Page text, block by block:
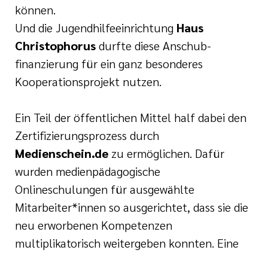
können.
Und die Jugendhilfeeinrichtung Haus
Christophorusdurfte diese Anschub-
finanzierung für ein ganz besonderes
Kooperationsprojekt nutzen.
Ein Teil der öffentlichen Mittel half dabei den
Zertifizierungsprozess durch
Medienschein.de zu ermöglichen. Dafür
wurden medienpädagogische
Onlineschulungen für ausgewählte
Mitarbeiter*innen so ausgerichtet, dass sie die
neu erworbenen Kompetenzen
multiplikatorisch weitergeben konnten. Eine